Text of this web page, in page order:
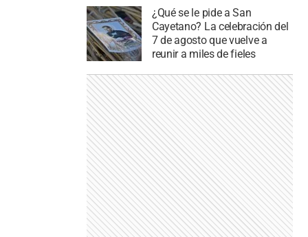
¿Qué se le pide a San
Cayetano? La celebración del
7 de agosto que vuelve a
reunir a miles de fieles